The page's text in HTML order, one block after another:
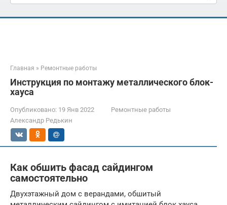
Главная » Ремонтные работы
Инструкция по монтажу металлического блок-
хауса
Опубликовано: 19 Янв 2022
Ремонтные работы
Александр Редькин
Как обшить фасад сайдингом
самостоятельно
Двухэтажный дом с верандами, обшитый